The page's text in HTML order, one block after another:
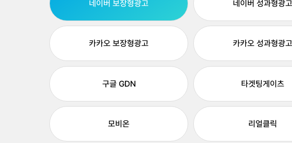
네이버 보장형광고 네이버 성과형광고
카카오 보장형광고 카카오 성과형광고
구글 GDN 타겟팅게이츠
모비온 리얼클릭